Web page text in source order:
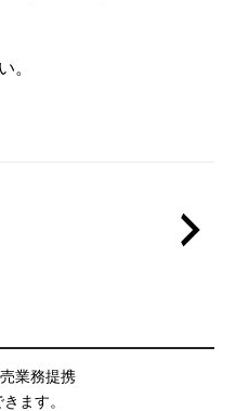
。
業務提携
ます。